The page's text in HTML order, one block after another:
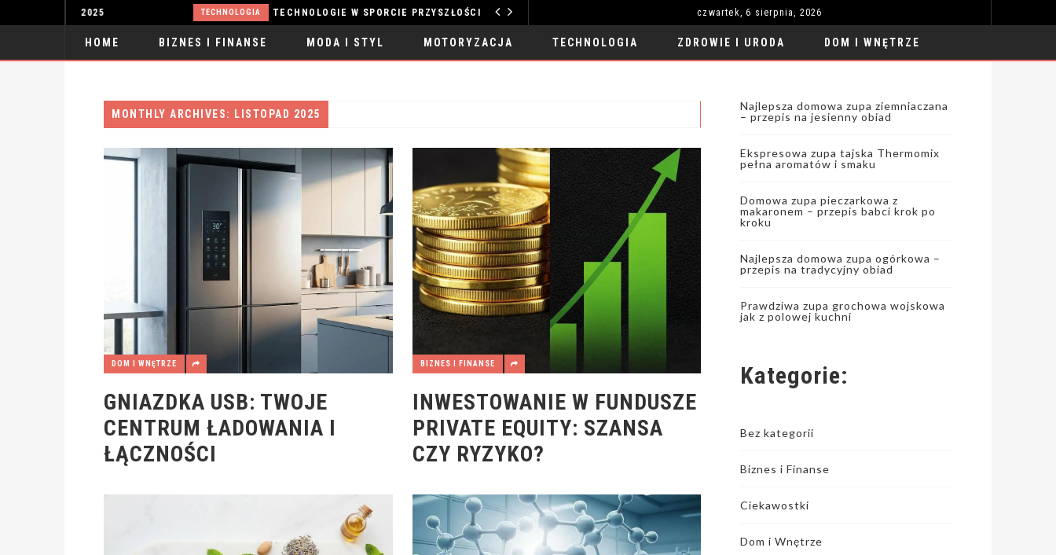
TECHNOLOGIA TECHNOLOGIE W SPORCIE PRZYSZŁOŚCI: REWOLUCJA NA BOISKU czwartek, 6 sierpnia, 2026
HOME BIZNES I FINANSE MODA I STYL MOTORYZACJA TECHNOLOGIA ZDROWIE I URODA DOM I WNĘTRZE
MONTHLY ARCHIVES: LISTOPAD 2025
DOM I WNĘTRZE
GNIAZDKA USB: TWOJE
CENTRUM ŁADOWANIA I
ŁĄCZNOŚCI
BIZNES I FINANSE
INWESTOWANIE W FUNDUSZE
PRIVATE EQUITY: SZANSA
CZY RYZYKO?
Najlepsza domowa zupa ziemniaczana
– przepis na jesienny obiad
Ekspresowa zupa tajska Thermomix
pełna aromatów i smaku
Domowa zupa pieczarkowa z
makaronem – przepis babci krok po
kroku
Najlepsza domowa zupa ogórkowa –
przepis na tradycyjny obiad
Prawdziwa zupa grochowa wojskowa
jak z polowej kuchni
Kategorie:
Bez kategorii
Biznes i Finanse
Ciekawostki
Dom i Wnętrze